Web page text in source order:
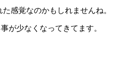
感覚なのかもしれませんね。
が少なくなってきてます。